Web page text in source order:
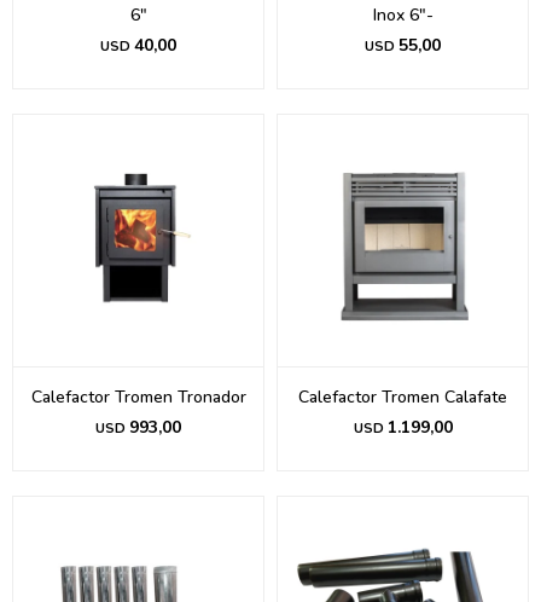
6"
USD 40,00
Inox 6"-
USD 55,00
Calefactor Tromen Tronador
USD 993,00
Calefactor Tromen Calafate
USD 1.199,00